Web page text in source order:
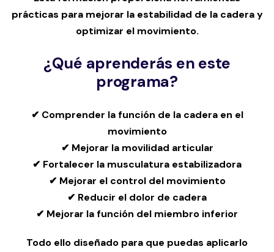
prácticas para mejorar la estabilidad de la cadera y
optimizar el movimiento.
¿Qué aprenderás en este
programa?
✔ Comprender la función de la cadera en el
movimiento
✔ Mejorar la movilidad articular
✔ Fortalecer la musculatura estabilizadora
✔ Mejorar el control del movimiento
✔ Reducir el dolor de cadera
✔ Mejorar la función del miembro inferior
Todo ello diseñado para que puedas aplicarlo